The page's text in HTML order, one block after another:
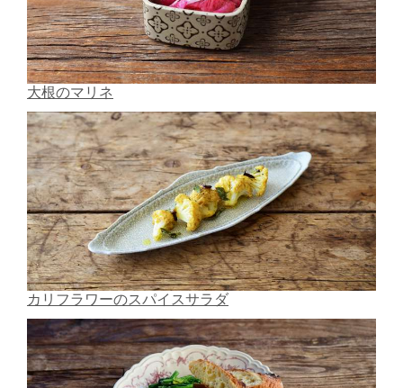
大根のマリネ
カリフラワーのスパイスサラダ